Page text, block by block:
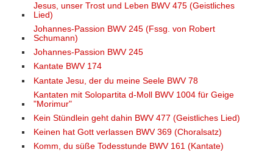
Jesus, unser Trost und Leben BWV 475 (Geistliches
Lied)
Johannes-Passion BWV 245 (Fssg. von Robert
Schumann)
Johannes-Passion BWV 245
Kantate BWV 174
Kantate Jesu, der du meine Seele BWV 78
Kantaten mit Solopartita d-Moll BWV 1004 für Geige
"Morimur"
Kein Stündlein geht dahin BWV 477 (Geistliches Lied)
Keinen hat Gott verlassen BWV 369 (Choralsatz)
Komm, du süße Todesstunde BWV 161 (Kantate)